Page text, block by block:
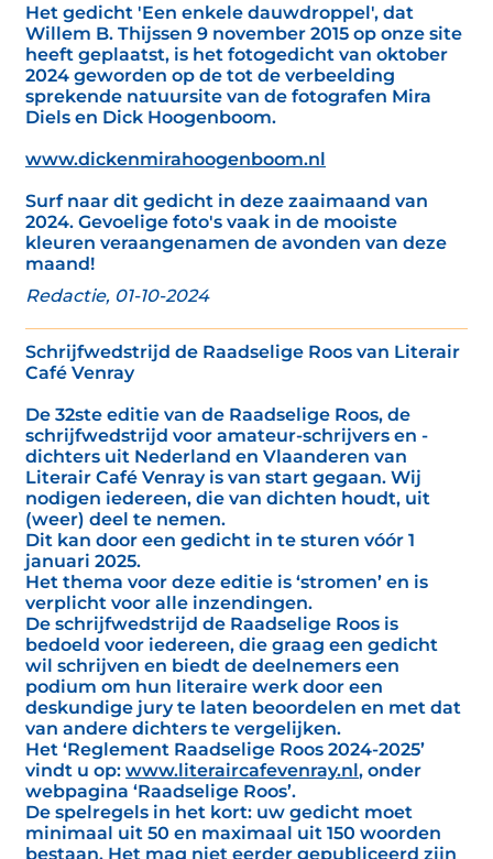
Het gedicht 'Een enkele dauwdroppel', dat
Willem B. Thijssen 9 november 2015 op onze site
heeft geplaatst, is het fotogedicht van oktober
2024 geworden op de tot de verbeelding
sprekende natuursite van de fotografen Mira
Diels en Dick Hoogenboom.
www.dickenmirahoogenboom.nl
Surf naar dit gedicht in deze zaaimaand van
2024. Gevoelige foto's vaak in de mooiste
kleuren veraangenamen de avonden van deze
maand!
Redactie, 01-10-2024
Schrijfwedstrijd de Raadselige Roos van Literair
Café Venray
De 32ste editie van de Raadselige Roos, de
schrijfwedstrijd voor amateur-schrijvers en -
dichters uit Nederland en Vlaanderen van
Literair Café Venray is van start gegaan. Wij
nodigen iedereen, die van dichten houdt, uit
(weer) deel te nemen.
Dit kan door een gedicht in te sturen vóór 1
januari 2025.
Het thema voor deze editie is ‘stromen’ en is
verplicht voor alle inzendingen.
De schrijfwedstrijd de Raadselige Roos is
bedoeld voor iedereen, die graag een gedicht
wil schrijven en biedt de deelnemers een
podium om hun literaire werk door een
deskundige jury te laten beoordelen en met dat
van andere dichters te vergelijken.
Het ‘Reglement Raadselige Roos 2024-2025’
vindt u op: www.literaircafevenray.nl, onder
webpagina ‘Raadselige Roos’.
De spelregels in het kort: uw gedicht moet
minimaal uit 50 en maximaal uit 150 woorden
bestaan. Het mag niet eerder gepubliceerd zijn